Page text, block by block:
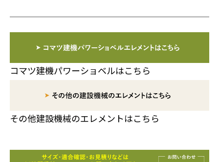
コマツ建機パワーショベルはこちら
その他建設機械のエレメントはこちら